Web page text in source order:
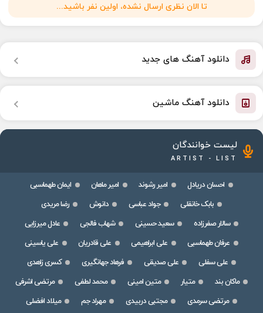
تا الان نظری ارسال نشده، اولین نفر باشید...
دانلود آهنگ های جدید
دانلود آهنگ ماشین
لیست خوانندگان
ARTIST - LIST
احسان دریادل امیر رشوند امیر ماهان
ایمان طهماسبی
بابک خانقلی
جواد عباسی دانوش
رضا مریدی
سالار صفرزاده
سعید حسینی شهاب فالجی
عادل میرزایی
عرفان طهماسبی
علی ابراهیمی علی قادریان
علی یاسینی
علی سفلی
علی صدیقی فرهاد جهانگیری
کسری زاهدی
ماکان بند
متیار متین امینی محمد لطفی
مرتضی اشرفی
مرتضی سرمدی
مجتبی دربیدی مهراد جم میلاد افضلی